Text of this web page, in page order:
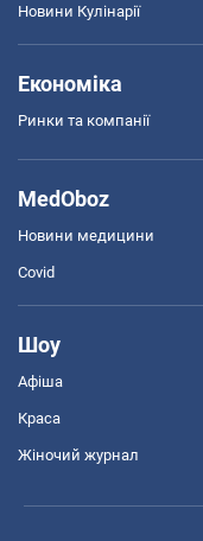
Новини Кулінарії
Економіка
Ринки та компанії
MedOboz
Новини медицини
Covid
Шоу
Афіша
Краса
Жіночий журнал